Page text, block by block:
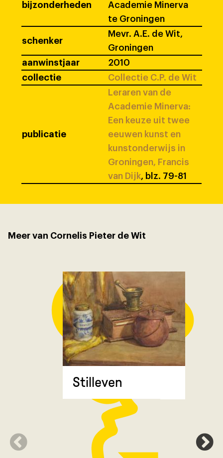
bijzonderheden
Academie Minerva
te Groningen
schenker
Mevr. A.E. de Wit,
Groningen
aanwinstjaar
2010
collectie
Collectie C.P. de Wit
publicatie
Leraren van de
Academie Minerva:
Een keuze uit twee
eeuwen kunst en
kunstonderwijs in
Groningen, Francis
van Dijk, blz. 79-81
Meer van Cornelis Pieter de Wit
Stilleven